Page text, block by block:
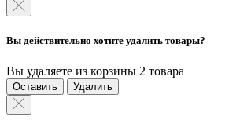
Вы действительно хотите удалить товары?
Вы удаляете из корзины 2 товара
Оставить Удалить